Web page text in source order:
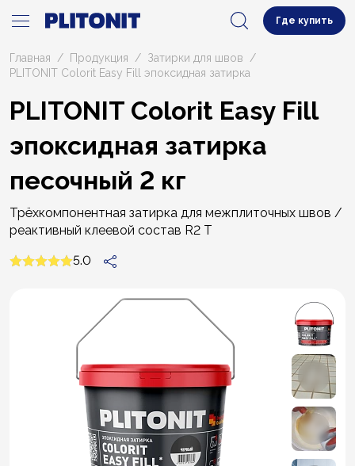
Где купить
Главная Продукция
Затирки для швов
PLITONIT Colorit Easy Fill эпоксидная затирка
PLITONIT Colorit Easy Fill
эпоксидная затирка
песочный 2 кг
Трёхкомпонентная затирка для межплиточных швов /
реактивный клеевой состав R2 T
5.0